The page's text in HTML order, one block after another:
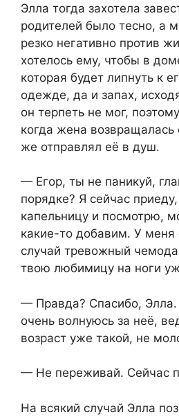
Элла тогда захотела
родителей было тесно, а
резко негативно против
хотелось ему, чтобы в
которая будет липнуть к
одежде, да и запах,
он терпеть не мог,
когда жена возвращалась
же отправлял её в душ.
— Егор, ты не паникуй,
порядке? Я сейчас
капельницу и посмотрю,
какие-то добавим. У меня
случай тревожный
твою любимицу на ноги
— Правда? Спасибо, Элла.
очень волнуюсь за неё,
возраст уже такой, не
— Не переживай. Сейчас
На всякий случай Элла